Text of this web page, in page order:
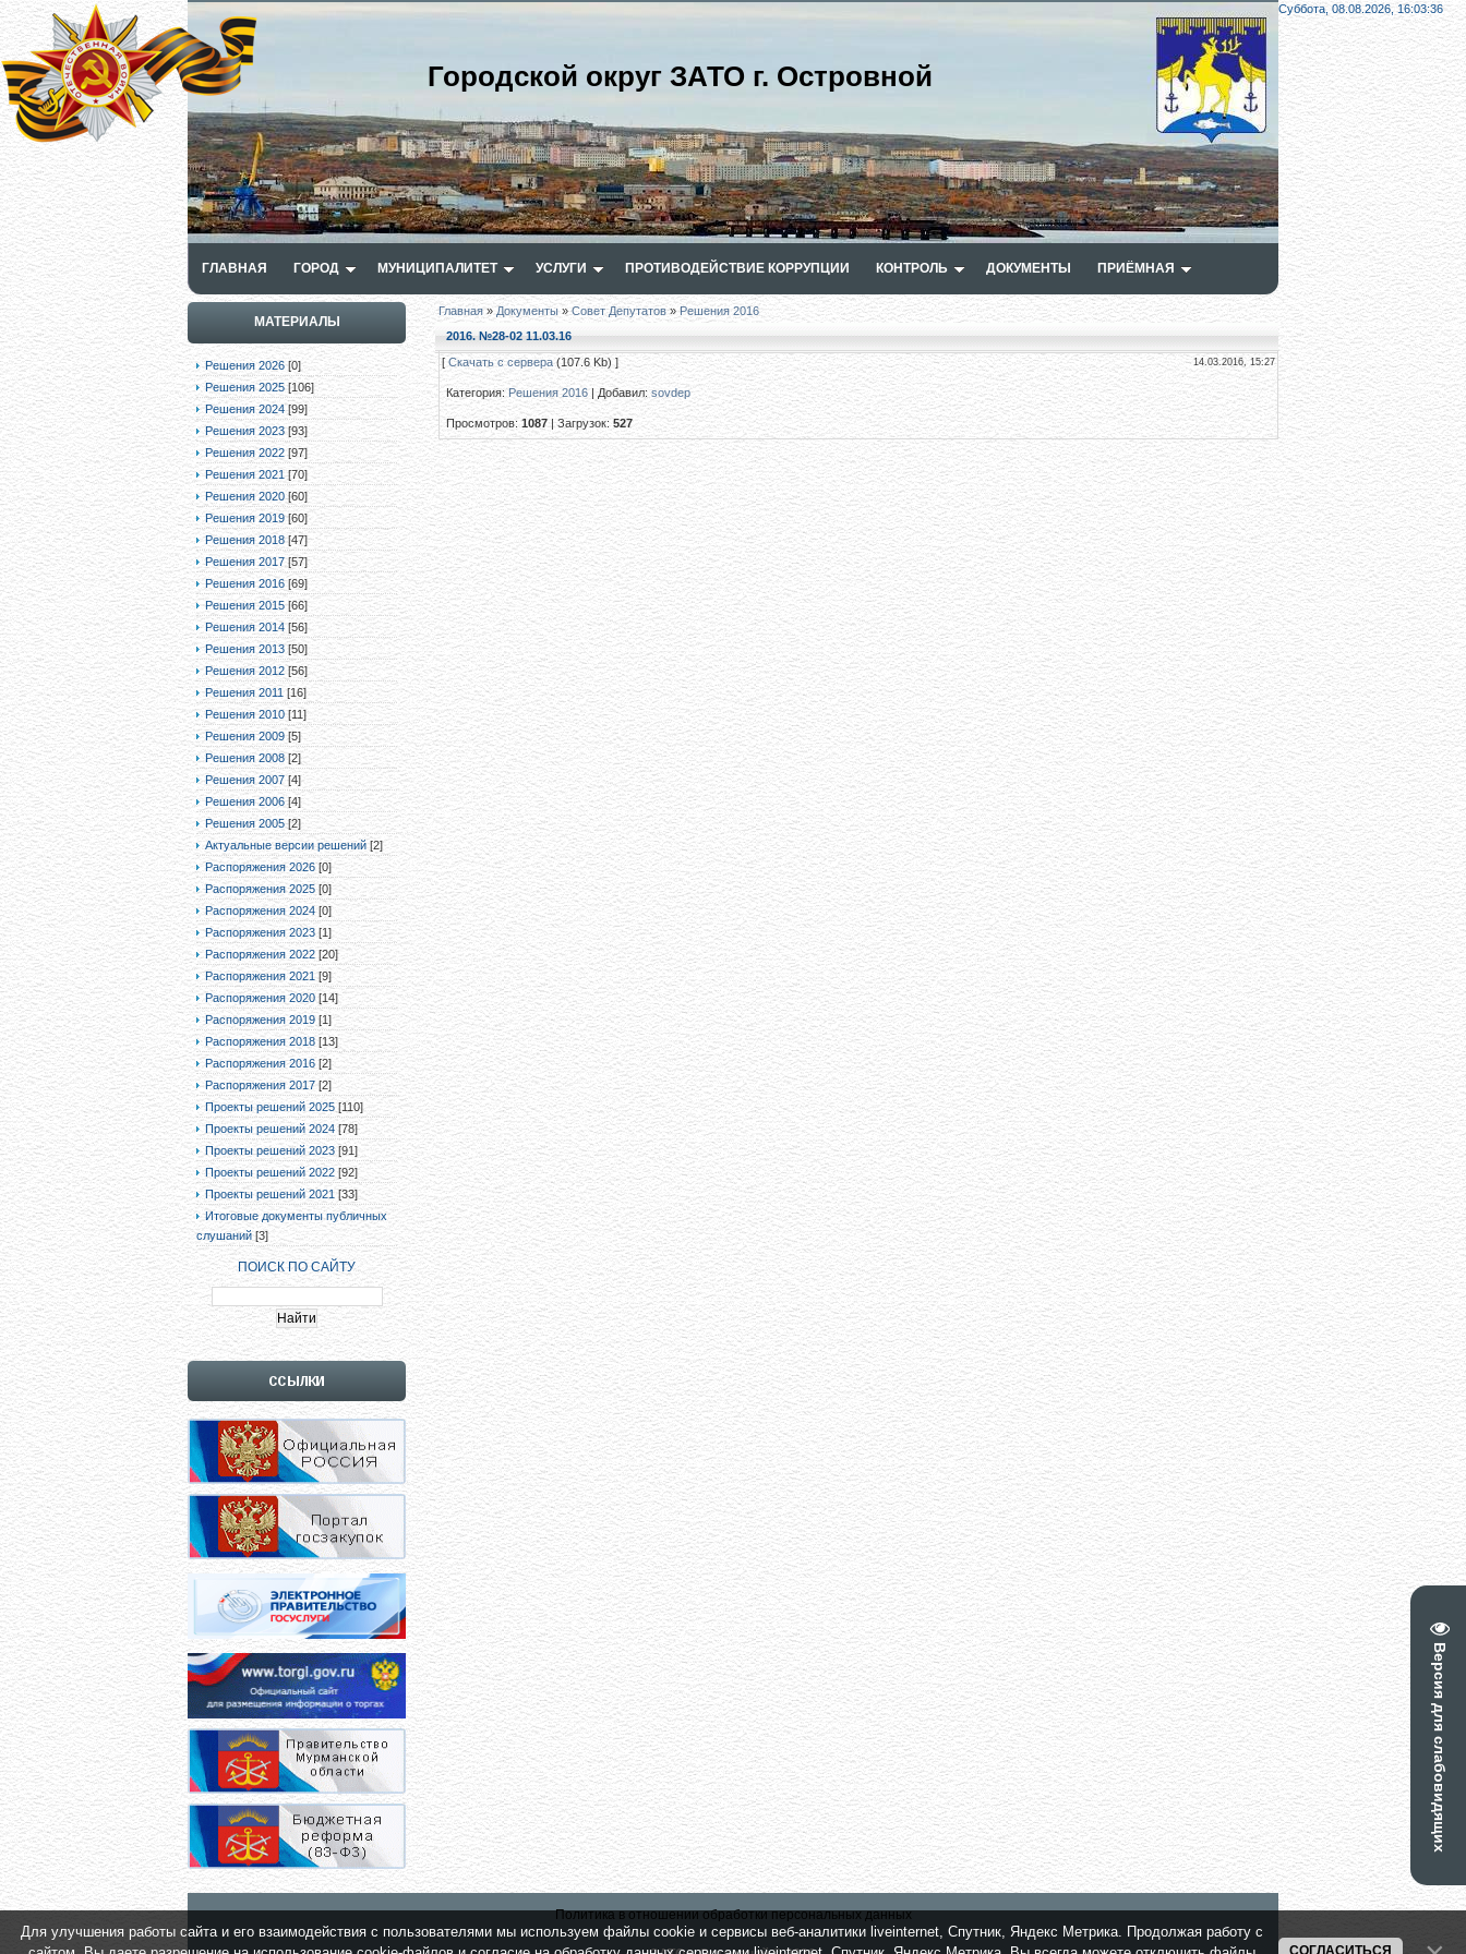
Версия для слабовидящих
Суббота, 08.08.2026,16:03:37
Городской округ ЗАТО г. Островной
ГЛАВНАЯ ГОРОД МУНИЦИПАЛИТЕТ УСЛУГИ ПРОТИВОДЕЙСТВИЕ КОРРУПЦИИ КОНТРОЛЬ ДОКУМЕНТЫ ПРИЁМНАЯ
МАТЕРИАЛЫ
Решения 2026 [0]
Решения 2025 [106]
Решения 2024 [99]
Решения 2023 [93]
Решения 2022 [97]
Решения 2021 [70]
Решения 2020 [60]
Решения 2019 [60]
Решения 2018 [47]
Решения 2017 [57]
Решения 2016 [69]
Решения 2015 [66]
Решения 2014 [56]
Решения 2013 [50]
Решения 2012 [56]
Решения 2011 [16]
Решения 2010 [11]
Решения 2009 [5]
Решения 2008 [2]
Решения 2007 [4]
Решения 2006 [4]
Решения 2005 [2]
Актуальные версии решений [2]
Распоряжения 2026 [0]
Распоряжения 2025 [0]
Распоряжения 2024 [0]
Распоряжения 2023 [1]
Распоряжения 2022 [20]
Распоряжения 2021 [9]
Распоряжения 2020 [14]
Распоряжения 2019 [1]
Распоряжения 2018 [13]
Распоряжения 2016 [2]
Распоряжения 2017 [2]
Проекты решений 2025 [110]
Проекты решений 2024 [78]
Проекты решений 2023 [91]
Проекты решений 2022 [92]
Проекты решений 2021 [33]
Итоговые документы публичных
слушаний [3]
ПОИСК ПО САЙТУ
Главная »Документы »Совет Депутатов»Решения 2016
2016. №28-02 11.03.16
[ Скачать с сервера(107.6 Kb) ] 14.03.2016, 15:27
Категория:Решения 2016 |Добавил: sovdep
Просмотров:1087|Загрузок:527
Политика в отношении обработки персональных данных
Для улучшения работы сайта и его взаимодействия с пользователями мы используем файлы cookie и сервисы веб-аналитики liveinternet, Спутник, Яндекс Метрика. Продолжая работу с
СОГЛАСИТЬСЯ